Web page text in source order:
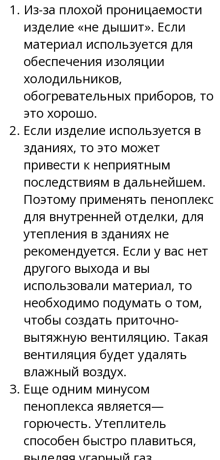
Из-за плохой проницаемости
изделие «не дышит». Если
материал используется для
обеспечения изоляции
холодильников,
обогревательных приборов, то
это хорошо.
Если изделие используется в
зданиях, то это может
привести к неприятным
последствиям в дальнейшем.
Поэтому применять пеноплекс
для внутренней отделки, для
утепления в зданиях не
рекомендуется. Если у вас нет
другого выхода и вы
использовали материал, то
необходимо подумать о том,
чтобы создать приточно-
вытяжную вентиляцию. Такая
вентиляция будет удалять
влажный воздух.
Еще одним минусом
пеноплекса является—
горючесть. Утеплитель
способен быстро плавиться,